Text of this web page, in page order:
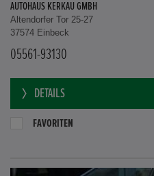
AUTOHAUS KERKAU GMBH
Altendorfer Tor 25-27
37574 Einbeck
05561-93130
DETAILS
FAVORITEN